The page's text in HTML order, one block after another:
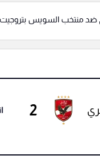
ضد منتخب السويس بتروجيت -
2